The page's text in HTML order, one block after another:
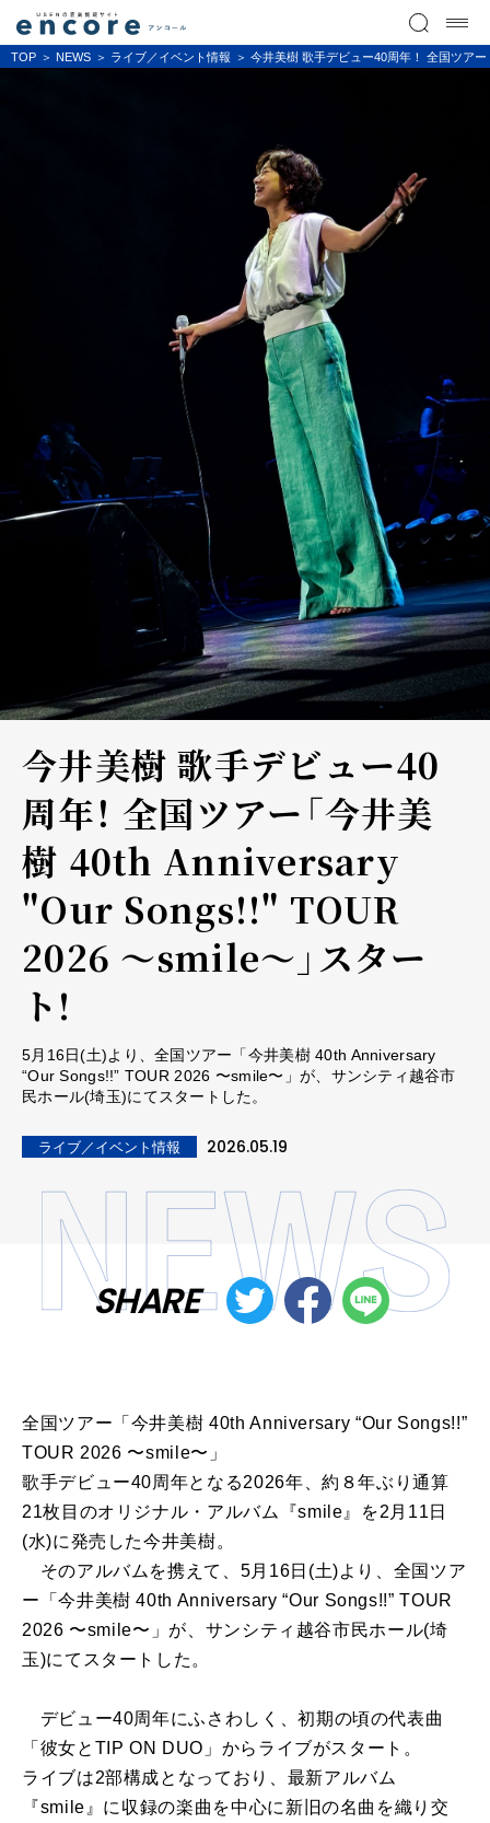
TOP NEWS ライブ／イベント情報 今井美樹 歌手デビュー40周年！ 全国ツア
今井美樹 歌手デビュー40
周年！ 全国ツアー「今井美
樹 40th Anniversary
"Our Songs!!" TOUR
2026 〜smile〜」スター
ト!
5月16日(土)より、全国ツアー「今井美樹 40th Anniversary
“Our Songs!!” TOUR 2026 〜smile〜」が、サンシティ越谷市
民ホール(埼玉)にてスタートした。
ライブ／イベント情報 2026.05.19
SHARE
全国ツアー「今井美樹 40th Anniversary “Our Songs!!”
TOUR 2026 〜smile〜」
歌手デビュー40周年となる2026年、約８年ぶり通算
21枚目のオリジナル・アルバム『smile』を2月11日
(水)に発売した今井美樹。
そのアルバムを携えて、5月16日(土)より、全国ツア
ー「今井美樹 40th Anniversary “Our Songs!!” TOUR
2026 〜smile〜」が、サンシティ越谷市民ホール(埼
玉)にてスタートした。
デビュー40周年にふさわしく、初期の頃の代表曲
「彼女とTIP ON DUO」からライブがスタート。
ライブは2部構成となっており、最新アルバム
『smile』に収録の楽曲を中心に新旧の名曲を織り交